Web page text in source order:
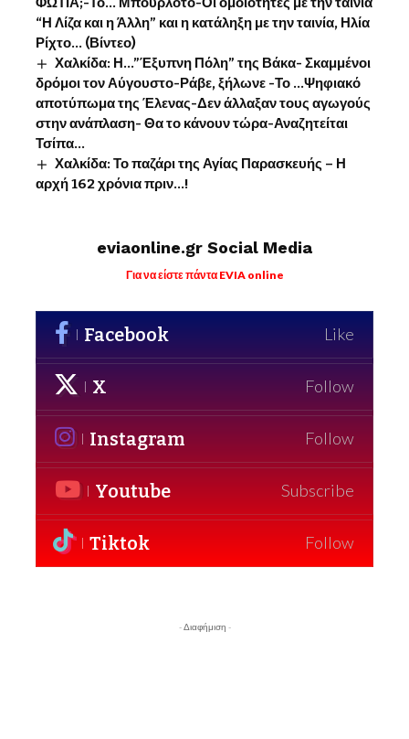
“Η Λίζα και η Άλλη” και η κατάληξη με την ταινία, Ηλία
Ρίχτο… (Βίντεο)
Χαλκίδα: Η…”Έξυπνη Πόλη” της Βάκα- Σκαμμένοι
δρόμοι τον Αύγουστο-Ράβε, ξήλωνε -Το …Ψηφιακό
αποτύπωμα της Έλενας-Δεν άλλαξαν τους αγωγούς
στην ανάπλαση- Θα το κάνουν τώρα-Αναζητείται
Τσίπα…
Χαλκίδα: Το παζάρι της Αγίας Παρασκευής – Η
αρχή 162 χρόνια πριν…!
eviaonline.gr Social Media
Για να είστε πάντα EVIA online
Facebook Like
X Follow
Instagram Follow
Youtube Subscribe
Tiktok Follow
- Διαφήμιση -